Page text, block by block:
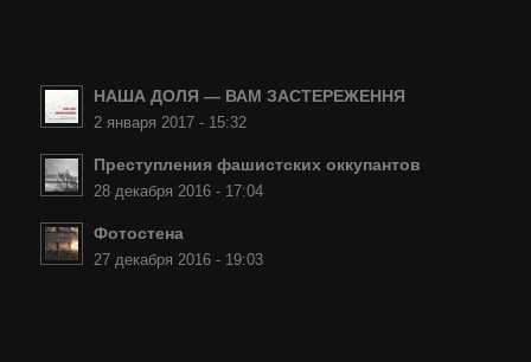
НАША ДОЛЯ — ВАМ ЗАСТЕРЕЖЕННЯ
2 января 2017 - 15:32
Преступления фашистских оккупантов
28 декабря 2016 - 17:04
Фотостена
27 декабря 2016 - 19:03